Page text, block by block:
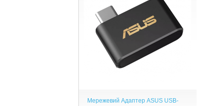
Мережевий Адаптер ASUS USB-